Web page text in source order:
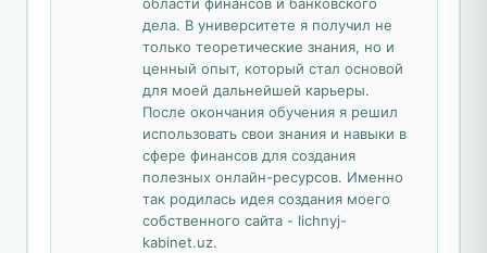
области финансов и банковского
дела. В университете я получил не
только теоретические знания, но и
ценный опыт, который стал основой
для моей дальнейшей карьеры.
После окончания обучения я решил
использовать свои знания и навыки в
сфере финансов для создания
полезных онлайн-ресурсов. Именно
так родилась идея создания моего
собственного сайта - lichnyj-
kabinet.uz.